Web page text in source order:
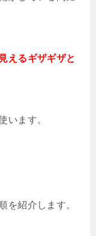
えるギザギザと
います。
を紹介します。